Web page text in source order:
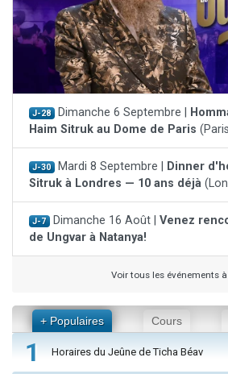
J-28 Dimanche 6 Septembre |
Haim Sitruk au Dome de Paris
J-30 Mardi 8 Septembre |
Dinner
Sitruk à Londres — 10 ans déjà
J-7 Dimanche 16 Août | Venez
de Ungvar à Natanya!
Voir tous les événements
+ Populaires Cours
1 Horaires du Jeûne de Ticha Béav